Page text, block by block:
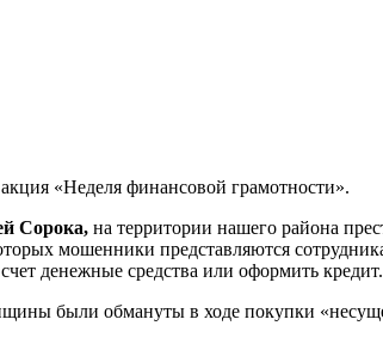
«Неделя финансовой грамотности».
Сорока, на территории нашего района
мошенники представляются
денежные средства или оформить кредит.
были обмануты в ходе покупки